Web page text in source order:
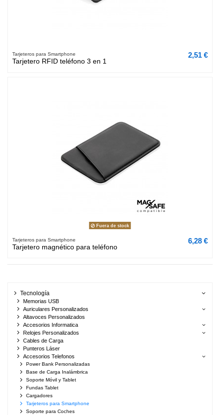
Tarjeteros para Smartphone
Tarjetero RFID teléfono 3 en 1
2,51 €
Fuera de stock
Tarjeteros para Smartphone
Tarjetero magnético para teléfono
6,28 €
Tecnología
Memorias USB
Auriculares Personalizados
Altavoces Personalizados
Accesorios Informatica
Relojes Personalizados
Cables de Carga
Punteros Láser
Accesorios Telefonos
Power Bank Personalizadas
Base de Carga Inalámbrica
Soporte Móvil y Tablet
Fundas Tablet
Cargadores
Tarjeteros para Smartphone
Soporte para Coches